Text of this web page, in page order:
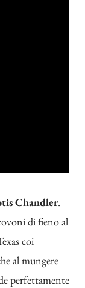
Chandler.
di fieno al
coi
al mungere
perfettamente